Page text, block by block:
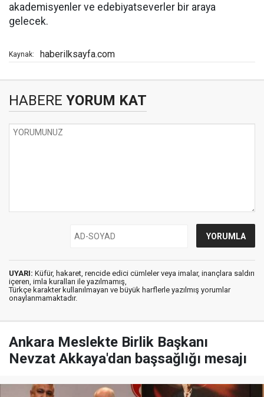
akademisyenler ve edebiyatseverler bir araya
gelecek.
Kaynak: haberilksayfa.com
HABERE YORUM KAT
UYARI: Küfür, hakaret, rencide edici cümleler veya imalar, inançlara saldırı
içeren, imla kuralları ile yazılmamış,
Türkçe karakter kullanılmayan ve büyük harflerle yazılmış yorumlar
onaylanmamaktadır.
Ankara Meslekte Birlik Başkanı
Nevzat Akkaya'dan başsağlığı mesajı